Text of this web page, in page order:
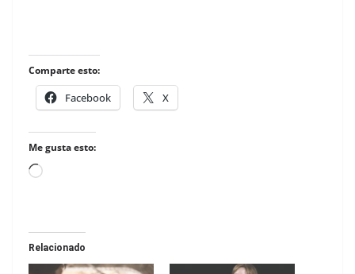
Comparte esto:
Facebook X
Me gusta esto:
Loading…
Relacionado